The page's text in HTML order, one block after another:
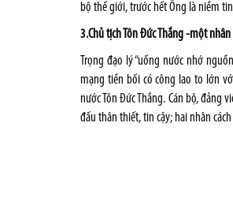
bộ thế giới, trước hết Ông là niềm
3.Chủ tịch Tôn Đức Thắng -một
Trọng đạo lý “uống nước nhớ
mạng tiền bối có công lao to lớn
nước Tôn Đức Thắng. Cán bộ, đảng
đấu thân thiết, tin cậy; hai nhân